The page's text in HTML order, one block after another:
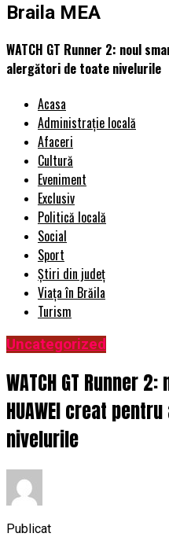
Braila MEA
WATCH GT Runner 2: noul
alergători de toate nivelurile
Acasa
Administrație locală
Afaceri
Cultură
Eveniment
Exclusiv
Politică locală
Social
Sport
Știri din județ
Viața în Brăila
Turism
Uncategorized
WATCH GT Runner
HUAWEI creat
nivelurile
Publicat